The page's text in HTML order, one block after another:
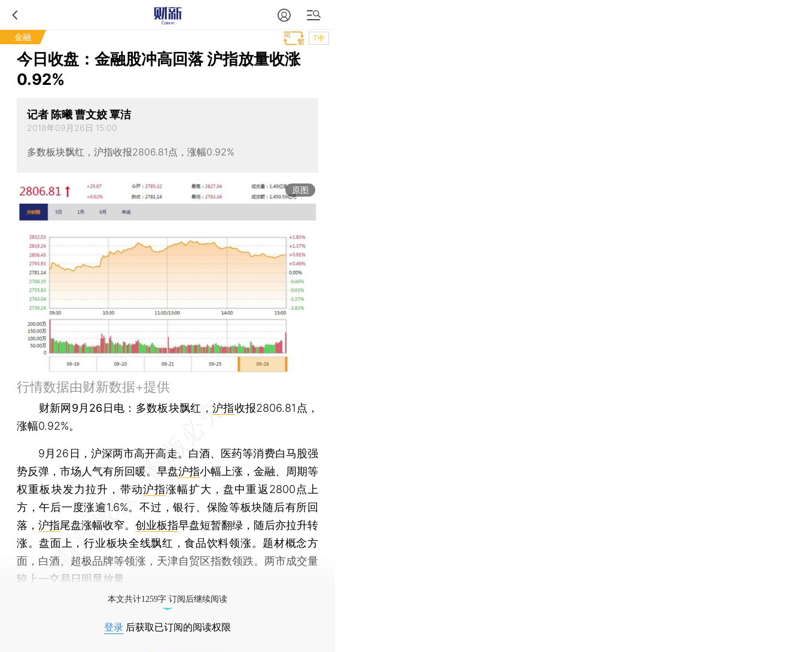
金融 T中
今日收盘：金融股冲高回落 沪指放量收涨
0.92%
记者 陈曦 曹文姣 覃洁
2018年09月26日 15:00
多数板块飘红，沪指收报2806.81点，涨幅0.92%
原图
行情数据由财新数据+提供
财新网9月26日电 ：多数板块飘红，沪指收报2806.81点，
涨幅0.92%。
9月26日，沪深两市高开高走。白酒、医药等消费白马股强
势反弹，市场人气有所回暖。早盘沪指小幅上涨，金融、周期等
权重板块发力拉升，带动沪指涨幅扩大，盘中重返2800点上
方，午后一度涨逾1.6%。不过，银行、保险等板块随后有所回
落， 沪指尾盘涨幅收窄。 创业板指早盘短暂翻绿，随后亦拉升转
涨。盘面上，行业板块全线飘红，食品饮料领涨。题材概念方
面，白酒、超极品牌等领涨，天津自贸区指数领跌。两市成交量
较上一交易日明显放量。
本文共计1259字 订阅后继续阅读
登录 后获取已订阅的阅读权限